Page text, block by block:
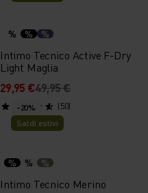
% % %
Intimo Tecnico Active F-Dry
Light Maglia
29,95 €49,95 €
(50)
-20%
Saldi estivi
% % %
Intimo Tecnico Merino